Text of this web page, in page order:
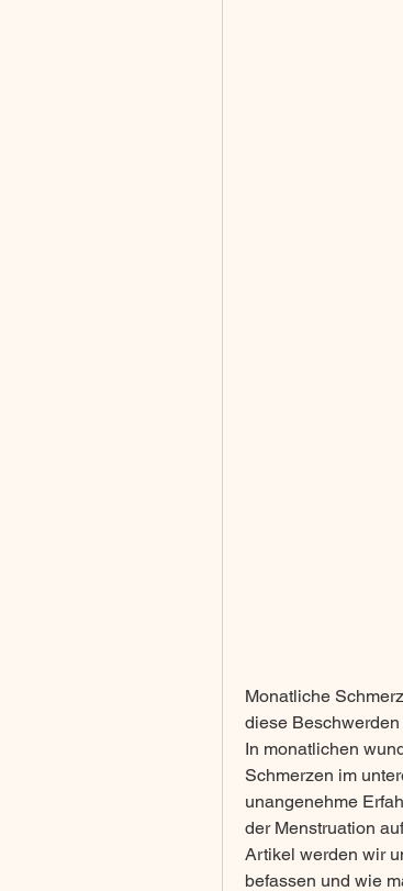
Monatliche
diese
In monatlichen
Schmerzen im
unangenehme
der Menstruation
Artikel werden wir
befassen und wie